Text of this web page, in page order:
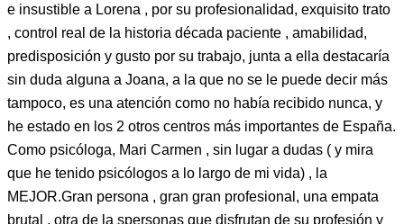
e insustible a Lorena , por su profesionalidad, exquisito trato
, control real de la historia década paciente , amabilidad,
predisposición y gusto por su trabajo, junta a ella destacaría
sin duda alguna a Joana, a la que no se le puede decir más
tampoco, es una atención como no había recibido nunca, y
he estado en los 2 otros centros más importantes de España.
Como psicóloga, Mari Carmen , sin lugar a dudas ( y mira
que he tenido psicólogos a lo largo de mi vida) , la
MEJOR.Gran persona , gran gran profesional, una empata
brutal , otra de la spersonas que disfrutan de su profesión y